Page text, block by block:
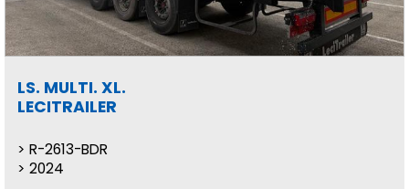
LS. MULTI. XL.
LECITRAILER
R-2613-BDR
2024